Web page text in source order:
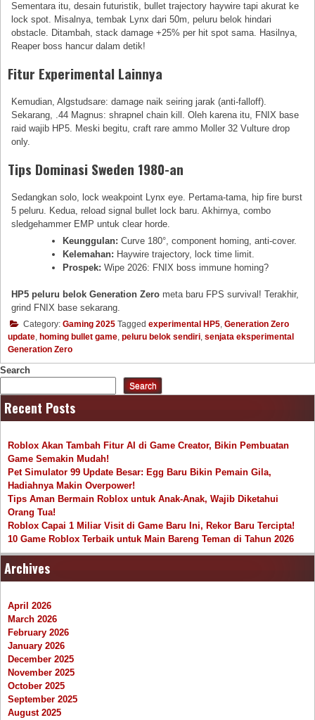
Sementara itu, desain futuristik, bullet trajectory haywire tapi akurat ke
lock spot. Misalnya, tembak Lynx dari 50m, peluru belok hindari
obstacle. Ditambah, stack damage +25% per hit spot sama. Hasilnya,
Reaper boss hancur dalam detik!
Fitur Experimental Lainnya
Kemudian, Algstudsare: damage naik seiring jarak (anti-falloff).
Sekarang, .44 Magnus: shrapnel chain kill. Oleh karena itu, FNIX base
raid wajib HP5. Meski begitu, craft rare ammo Moller 32 Vulture drop
only.
Tips Dominasi Sweden 1980-an
Sedangkan solo, lock weakpoint Lynx eye. Pertama-tama, hip fire burst
5 peluru. Kedua, reload signal bullet lock baru. Akhirnya, combo
sledgehammer EMP untuk clear horde.
Keunggulan: Curve 180°, component homing, anti-cover.
Kelemahan: Haywire trajectory, lock time limit.
Prospek: Wipe 2026: FNIX boss immune homing?
HP5 peluru belok Generation Zero meta baru FPS survival! Terakhir,
grind FNIX base sekarang.
Category: Gaming 2025 Tagged experimental HP5, Generation Zero
update, homing bullet game, peluru belok sendiri, senjata eksperimental
Generation Zero
Search
Search
Recent Posts
Roblox Akan Tambah Fitur AI di Game Creator, Bikin Pembuatan
Game Semakin Mudah!
Pet Simulator 99 Update Besar: Egg Baru Bikin Pemain Gila,
Hadiahnya Makin Overpower!
Tips Aman Bermain Roblox untuk Anak-Anak, Wajib Diketahui
Orang Tua!
Roblox Capai 1 Miliar Visit di Game Baru Ini, Rekor Baru Tercipta!
10 Game Roblox Terbaik untuk Main Bareng Teman di Tahun 2026
Archives
April 2026
March 2026
February 2026
January 2026
December 2025
November 2025
October 2025
September 2025
August 2025